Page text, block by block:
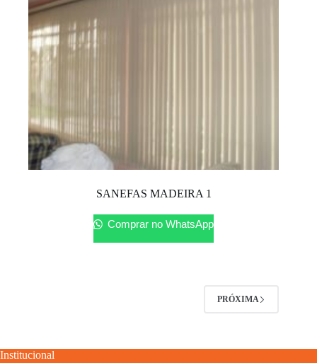
SANEFAS MADEIRA 1
Comprar no WhatsApp
PRÓXIMA
Institucional